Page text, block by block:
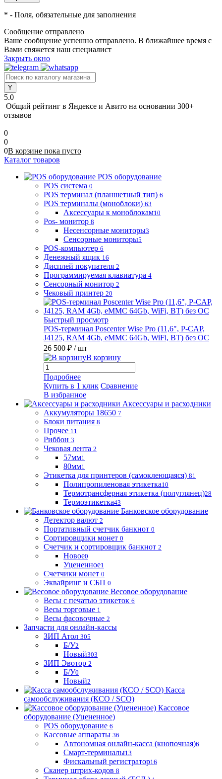
* - Поля, обязательные для заполнения
Сообщение отправлено
Ваше сообщение успешно отправлено. В ближайшее время с
Вами свяжется наш специалист
Закрыть окно
5.0
Общий рейтинг в Яндексе и Авито на основании 300+
отзывов
0
0
0В корзине пока пусто
Каталог товаров
POS оборудование
POS система 0
POS терминал (планшетный тип) 6
POS терминалы (моноблоки) 63
Аксессуары к моноблокам10
Pos- монитор 8
Несенсорные мониторы3
Сенсорные мониторы5
POS-компьютер 6
Денежный ящик 16
Дисплей покупателя 2
Программируемая клавиатура 4
Сенсорный монитор 2
Чековый принтер 20
Быстрый просмотр
POS-терминал Poscenter Wise Pro (11,6", P-CAP,
J4125, RAM 4Gb, eMMC 64Gb, WiFi, BT) без ОС
26 500 ₽ / шт
В корзину
Подробнее
Купить в 1 клик Сравнение
В избранное
Аксессуары и расходники
Аккумуляторы 18650 7
Блоки питания 8
Прочее 11
Риббон 3
Чековая лента 2
57мм1
80мм1
Этикетка для принтеров (самоклеющаяся) 81
Полипропиленовая этикетка10
Термотрансферная этикетка (полуглянец)28
Термоэтикетка43
Банковское оборудование
Детектор валют 2
Портативный счетчик банкнот 0
Сортировщики монет 0
Счетчик и сортировщик банкнот 2
Новое0
Уцененное1
Счетчики монет 0
Эквайринг и СБП 0
Весовое оборудование
Весы с печатью этикеток 6
Весы торговые 1
Весы фасовочные 2
Запчасти для онлайн-кассы
ЗИП Атол 305
Б/У2
Новый303
ЗИП Эвотор 2
Б/У0
Новый2
Касса
самообслуживания (КСО / SCO)
Кассовое
оборудование (Уцененное)
POS оборудование 6
Кассовые аппараты 36
Автономная онлайн-касса (кнопочная)6
Смарт-терминалы13
Фискальный регистратор16
Сканер штрих-кодов 8